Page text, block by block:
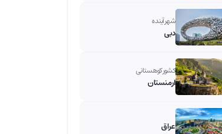
شهر آینده
دبی
کشور کوهستانی
ارمنستان
عراق